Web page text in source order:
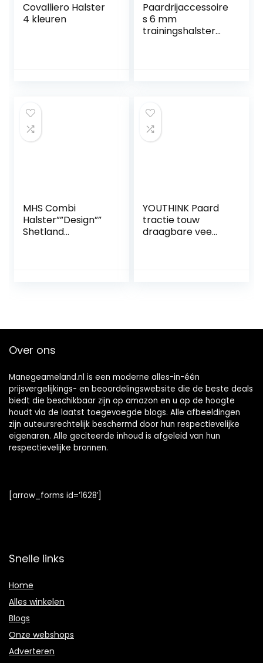
Covalliero Halster
4 kleuren
Paardrijaccessoire
s 6 mm
trainingshalster
MHS Combi
Halster””Design””
Shetland
YOUTHINK Paard
tractie touw
draagbare vee
Over ons
Manegeameland.nl is een moderne alles-in-één
prijsvergelijkings- en beoordelingswebsite die de beste deals
biedt die beschikbaar zijn op amazon en u op de hoogte
houdt via de laatst toegevoegde blogs. Alle afbeeldingen
zijn auteursrechtelijk beschermd door hun respectievelijke
eigenaren. Alle geciteerde inhoud is afgeleid van hun
respectievelijke bronnen.
[arrow_forms id=’1628′]
Snelle links
Home
Alles winkelen
Blogs
Onze webshops
Adverteren